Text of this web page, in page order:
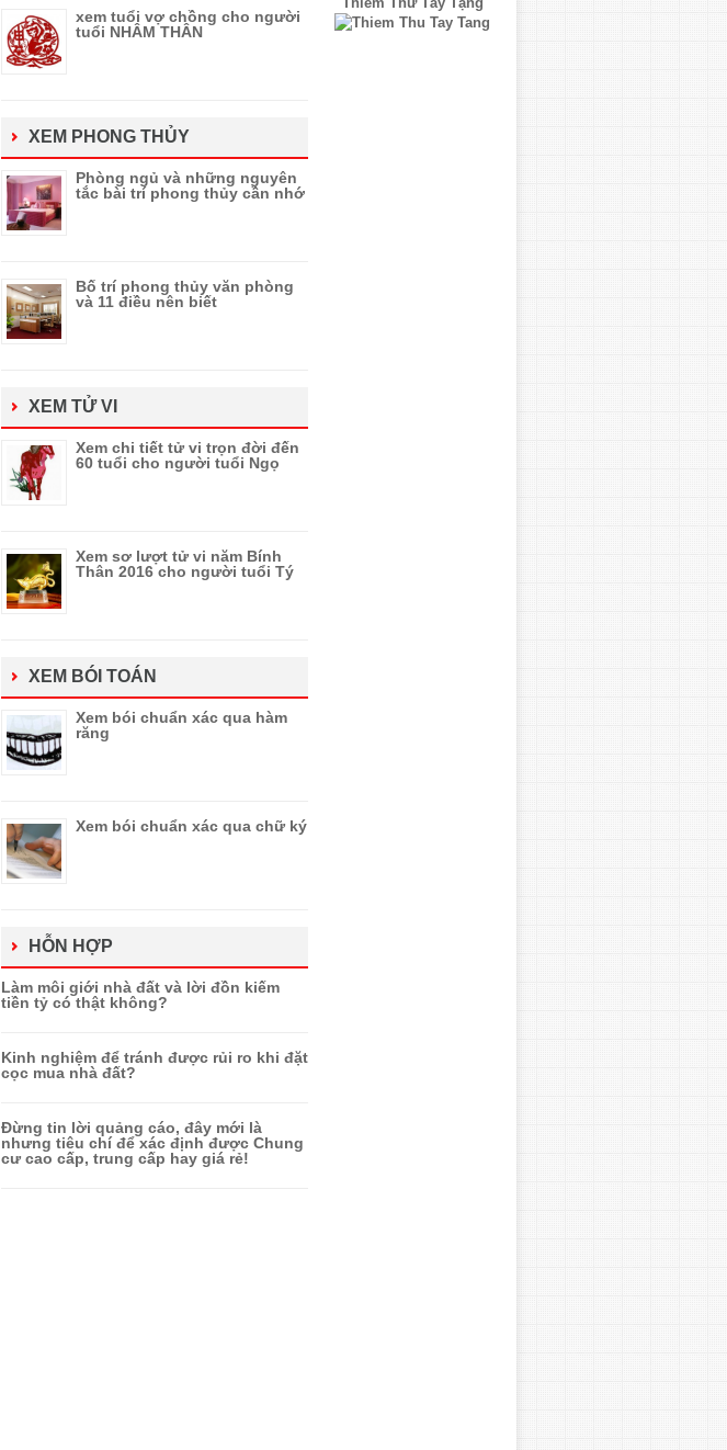
xem tuổi vợ chồng cho người
tuổi NHÂM THÂN
XEM PHONG THỦY
Phòng ngủ và những nguyên
tắc bài trí phong thủy cần nhớ
Bố trí phong thủy văn phòng
và 11 điều nên biết
XEM TỬ VI
Xem chi tiết tử vi trọn đời đến
60 tuổi cho người tuổi Ngọ
Xem sơ lượt tử vi năm Bính
Thân 2016 cho người tuổi Tý
XEM BÓI TOÁN
Xem bói chuẩn xác qua hàm
răng
Xem bói chuẩn xác qua chữ ký
HỖN HỢP
Làm môi giới nhà đất và lời đồn kiếm
tiền tỷ có thật không?
Kinh nghiệm để tránh được rủi ro khi đặt
cọc mua nhà đất?
Đừng tin lời quảng cáo, đây mới là
nhưng tiêu chí để xác định được Chung
cư cao cấp, trung cấp hay giá rẻ!